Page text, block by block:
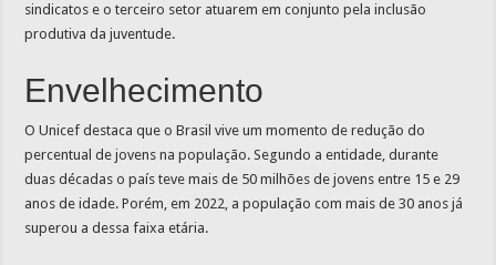
sindicatos e o terceiro setor atuarem em conjunto pela inclusão
produtiva da juventude.
Envelhecimento
O Unicef destaca que o Brasil vive um momento de redução do
percentual de jovens na população. Segundo a entidade, durante
duas décadas o país teve mais de 50 milhões de jovens entre 15 e 29
anos de idade. Porém, em 2022, a população com mais de 30 anos já
superou a dessa faixa etária.